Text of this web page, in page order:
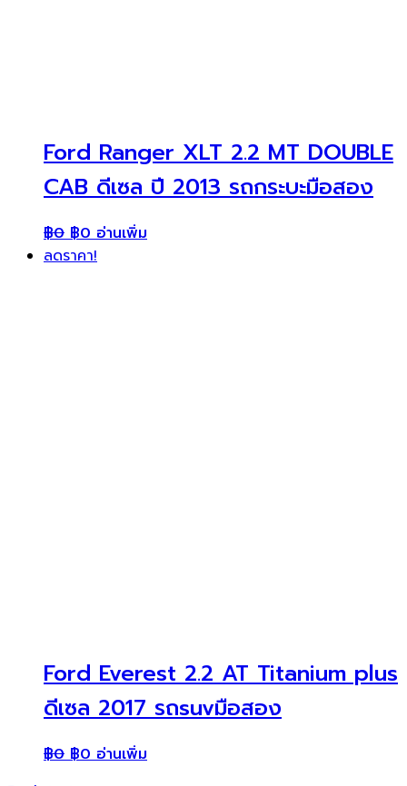
Ford Ranger XLT 2.2 MT DOUBLE
CAB ดีเซล ปี 2013 รถกระบะมือสอง
฿0 ฿0 อ่านเพิ่ม
ลดราคา!
Ford Everest 2.2 AT Titanium plus
ดีเซล 2017 รถsuvมือสอง
฿0 ฿0 อ่านเพิ่ม